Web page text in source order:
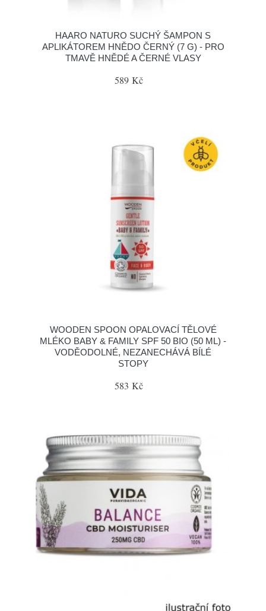
HAARO NATURO SUCHÝ ŠAMPON S
APLIKÁTOREM HNĚDO ČERNÝ (7 G) - PRO
TMAVĚ HNĚDÉ A ČERNÉ VLASY
589 Kč
WOODEN SPOON OPALOVACÍ TĚLOVÉ
MLÉKO BABY & FAMILY SPF 50 BIO (50 ML) -
VODĚODOLNÉ, NEZANECHÁVÁ BÍLÉ
STOPY
583 Kč